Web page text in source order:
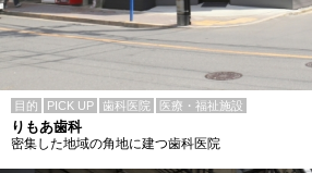
目的 PICK UP 歯科医院 医療・福祉施設
りもあ歯科
密集した地域の角地に建つ歯科医院